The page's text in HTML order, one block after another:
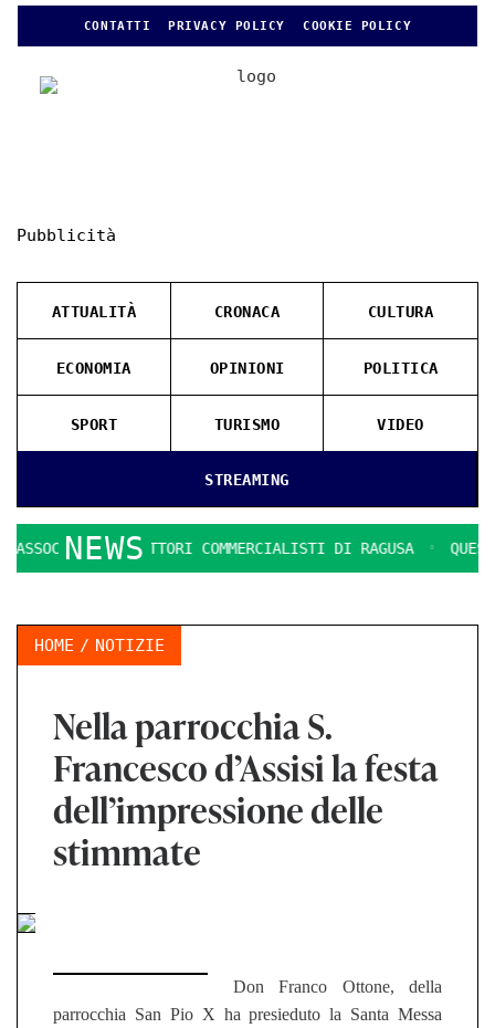
CONTATTI PRIVACY POLICY COOKIE POLICY
Pubblicità
STREAMING
ATTUALITÀ CRONACA CULTURA
ECONOMIA OPINIONI POLITICA
SPORT TURISMO VIDEO
NEWS
DOTTORI COMMERCIALISTI DI RAGUSA
HOME NOTIZIE
Nella parrocchia S.
Francesco d’Assisi la festa
dell’impressione delle
stimmate
Don Franco Ottone, della
parrocchia San Pio X ha presieduto la Santa Messa